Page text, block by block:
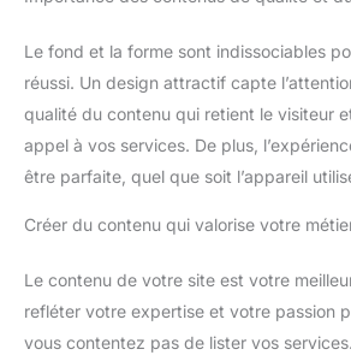
Le fond et la forme sont indissociables
réussi. Un design attractif capte
qualité du contenu qui retient le visiteur
appel à vos services. De plus,
être parfaite, quel que soit l’appareil
Créer du contenu qui valorise votre
Le contenu de votre site est votre
refléter votre expertise et votre passion
vous contentez pas de lister vos services.